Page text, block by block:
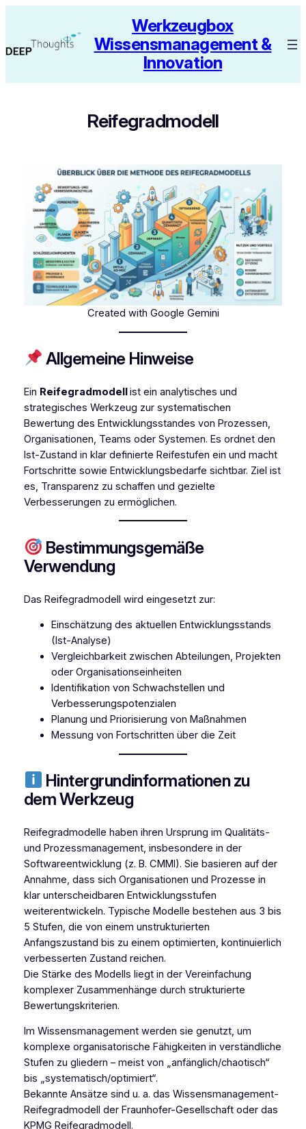
springen
Werkzeugbox
Wissensmanagement &
Innovation
Reifegradmodell
Created with Google Gemini
Allgemeine Hinweise
Ein Reifegradmodellist ein analytisches und
strategisches Werkzeug zur systematischen
Bewertung des Entwicklungsstandes von Prozessen,
Organisationen, Teams oder Systemen. Es ordnet den
Ist-Zustand in klar definierte Reifestufen ein und macht
Fortschritte sowie Entwicklungsbedarfe sichtbar. Ziel ist
es, Transparenz zu schaffen und gezielte
Verbesserungen zu ermöglichen.
Bestimmungsgemäße
Verwendung
Das Reifegradmodell wird eingesetzt zur:
Einschätzung des aktuellen Entwicklungsstands
(Ist-Analyse)
Vergleichbarkeit zwischen Abteilungen, Projekten
oder Organisationseinheiten
Identifikation von Schwachstellen und
Verbesserungspotenzialen
Planung und Priorisierung von Maßnahmen
Messung von Fortschritten über die Zeit
Hintergrundinformationen zu
dem Werkzeug
Reifegradmodelle haben ihren Ursprung im Qualitäts-
und Prozessmanagement, insbesondere in der
Softwareentwicklung (z. B. CMMI). Sie basieren auf der
Annahme, dass sich Organisationen und Prozesse in
klar unterscheidbaren Entwicklungsstufen
weiterentwickeln. Typische Modelle bestehen aus 3 bis
5 Stufen, die von einem unstrukturierten
Anfangszustand bis zu einem optimierten, kontinuierlich
verbesserten Zustand reichen.
Die Stärke des Modells liegt in der Vereinfachung
komplexer Zusammenhänge durch strukturierte
Bewertungskriterien.
Im Wissensmanagement werden sie genutzt, um
komplexe organisatorische Fähigkeiten in verständliche
Stufen zu gliedern – meist von „anfänglich/chaotisch“
bis „systematisch/optimiert“.
Bekannte Ansätze sind u. a. das Wissensmanagement-
Reifegradmodell der Fraunhofer-Gesellschaft oder das
KPMG Reifegradmodell.